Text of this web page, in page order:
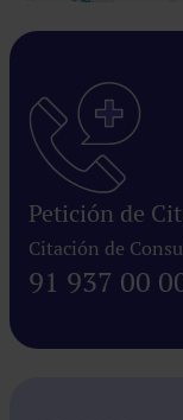
Petición de
Citación de
91 937 00